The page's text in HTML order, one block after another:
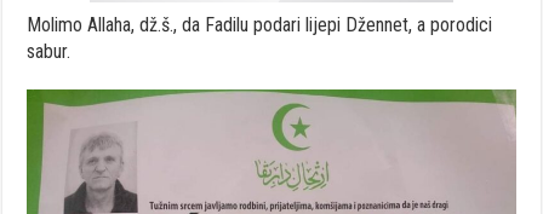
Molimo Allaha, dž.š., da Fadilu podari lijepi Džennet, a porodici
sabur.